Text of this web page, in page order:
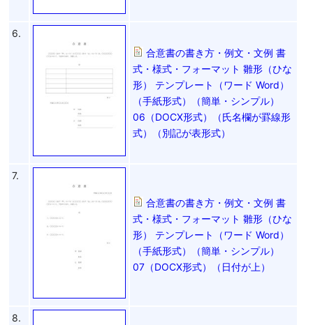
6.
合意書の書き方・例文・文例 書
式・様式・フォーマット 雛形（ひな
形） テンプレート（ワード Word）
（手紙形式）（簡単・シンプル）
06（DOCX形式）（氏名欄が罫線形
式）（別記が表形式）
7.
合意書の書き方・例文・文例 書
式・様式・フォーマット 雛形（ひな
形） テンプレート（ワード Word）
（手紙形式）（簡単・シンプル）
07（DOCX形式）（日付が上）
8.